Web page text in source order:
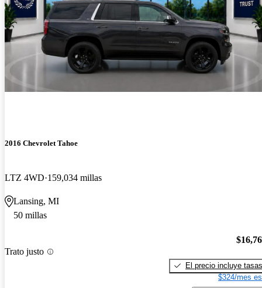
2016 Chevrolet Tahoe
LTZ 4WD 159,034 millas
Lansing, MI
50 millas
Trato justo
El precio incluye tasas
$324/mes